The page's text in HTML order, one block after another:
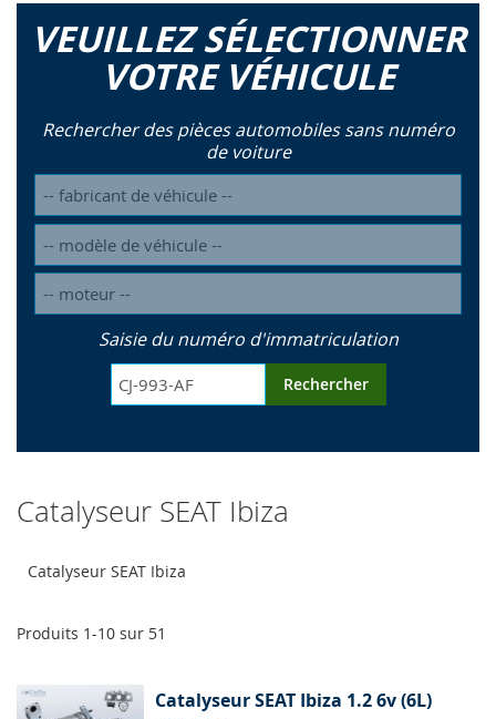
VEUILLEZ SÉLECTIONNER
VOTRE VÉHICULE
Rechercher des pièces automobiles sans numéro
de voiture
Saisie du numéro d'immatriculation
Rechercher
Catalyseur SEAT Ibiza
Catalyseur SEAT Ibiza
Produits 1-10 sur 51
Catalyseur SEAT Ibiza 1.2 6v (6L)